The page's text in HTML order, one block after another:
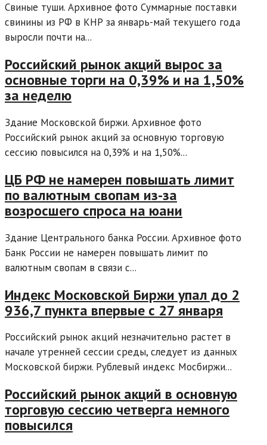
Свиные туши. Архивное фото Суммарные поставки
свинины из РФ в КНР за январь-май текущего года
выросли почти на...
Российский рынок акций вырос за
основные торги на 0,39% и на 1,50%
за неделю
Здание Московской биржи. Архивное фото
Российский рынок акций за основную торговую
сессию повысился на 0,39% и на 1,50%...
ЦБ РФ не намерен повышать лимит
по валютным свопам из-за
возросшего спроса на юани
Здание Центрального банка России. Архивное фото
Банк России не намерен повышать лимит по
валютным свопам в связи с...
Индекс Московской Биржи упал до 2
936,7 пункта впервые с 27 января
Российский рынок акций незначительно растет в
начале утренней сессии среды, следует из данных
Московской биржи. Рублевый индекс Мосбиржи...
Российский рынок акций в основную
торговую сессию четверга немного
повысился